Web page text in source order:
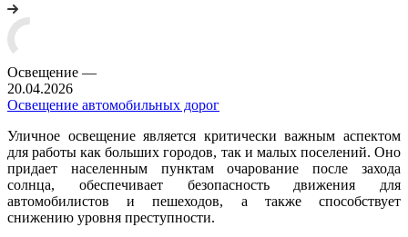
Освещение —
20.04.2026
Освещение автомобильных дорог
Уличное освещение является критически важным аспектом
для работы как больших городов, так и малых поселений. Оно
придает населенным пунктам очарование после захода
солнца, обеспечивает безопасность движения для
автомобилистов и пешеходов, а также способствует
снижению уровня преступности.